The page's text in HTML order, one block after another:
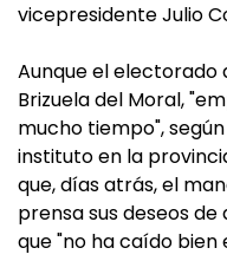
vicepresidente Julio
Aunque el electorado
Brizuela del Moral,
mucho tiempo",
instituto en la
que, días atrás, el
prensa sus deseos
que "no ha caído bien